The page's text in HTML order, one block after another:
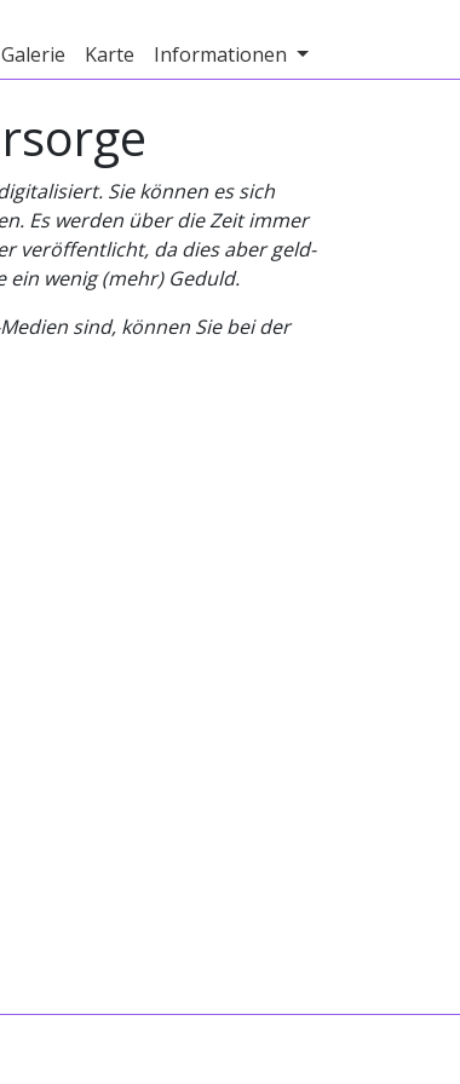
Galerie Karte Informationen
Sie können es sich
Es werden über die Zeit immer
veröffentlicht, da dies aber geld-
ein wenig (mehr) Geduld.
sind, können Sie bei der